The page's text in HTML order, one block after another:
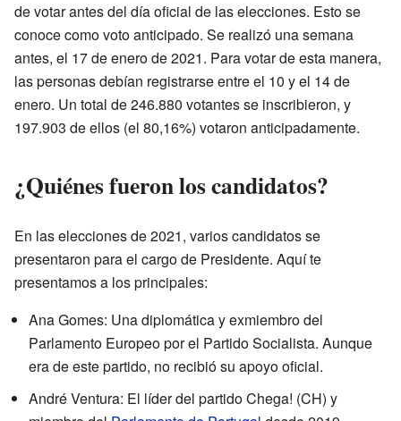
de votar antes del día oficial de las elecciones. Esto se
conoce como voto anticipado. Se realizó una semana
antes, el 17 de enero de 2021. Para votar de esta manera,
las personas debían registrarse entre el 10 y el 14 de
enero. Un total de 246.880 votantes se inscribieron, y
197.903 de ellos (el 80,16%) votaron anticipadamente.
¿Quiénes fueron los candidatos?
En las elecciones de 2021, varios candidatos se
presentaron para el cargo de Presidente. Aquí te
presentamos a los principales:
Ana Gomes: Una diplomática y exmiembro del
Parlamento Europeo por el Partido Socialista. Aunque
era de este partido, no recibió su apoyo oficial.
André Ventura: El líder del partido Chega! (CH) y